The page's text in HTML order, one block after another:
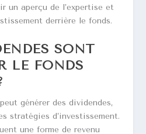
un aperçu de l’expertise et
derrière le fonds.
SONT
LE FONDS
peut générer des dividendes,
stratégies d’investissement.
une forme de revenu